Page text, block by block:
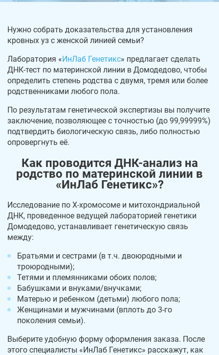
Нужно собрать доказательства для установления
кровных уз с женской линией семьи?
Лаборатория « ИнЛаб Генетикс» предлагает сделать
ДНК-тест по материнской линии в Домодедово, чтобы
определить степень родства с двумя, тремя или более
родственниками любого пола.
По результатам генетической экспертизы вы получите
заключение, позволяющее с точностью (до 99,99999%)
подтвердить биологическую связь, либо полностью
опровергнуть её.
Как проводится ДНК-анализ на
родство по материнской линии в
«ИнЛаб Генетикс»?
Исследование по X-хромосоме и митохондриальной
ДНК, проведенное ведущей лабораторией генетики
Домодедово, устанавливает генетическую связь
между:
Братьями и сестрами (в т.ч. двоюродными и
троюродными);
Тетями и племянниками обоих полов;
Бабушками и внуками/внучками;
Матерью и ребенком (детьми) любого пола;
Женщинами и мужчинами (вплоть до 3-го
поколения семьи).
Выберите удобную форму оформления заказа. После
этого специалисты «ИнЛаб Генетикс» расскажут, как